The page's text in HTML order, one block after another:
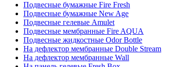
Подвесные бумажные Fire Fresh
Подвесные бумажные New Age
Подвесные гелевые Amulet
Подвесные мембранные Fire AQUA
Подвесные жидкостные Odor Bottle
На дефлектор мембранные Double Stream
На дефлектор мембранные Wall